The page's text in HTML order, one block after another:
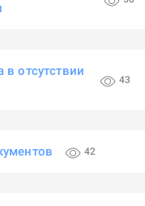
в отсутствии
43
42